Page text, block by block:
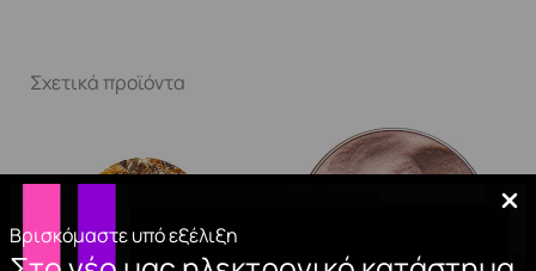
Βρισκόμαστε υπό εξέλιξη
Σχετικά προϊόντα